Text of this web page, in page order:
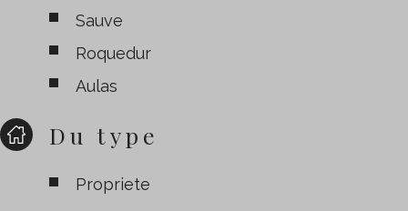
Sauve
Roquedur
Aulas
Du type
Propriete